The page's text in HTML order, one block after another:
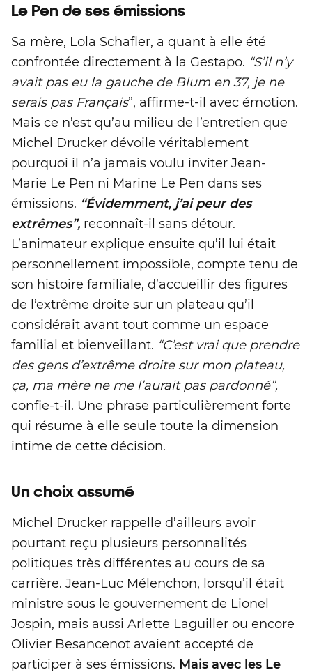
Le Pen de ses émissions
Sa mère, Lola Schafler, a quant à elle été
confrontée directement à la Gestapo. “S’il n’y
avait pas eu la gauche de Blum en 37, je ne
serais pas Français”, affirme-t-il avec émotion.
Mais ce n’est qu’au milieu de l’entretien que
Michel Drucker dévoile véritablement
pourquoi il n’a jamais voulu inviter Jean-
Marie Le Pen ni Marine Le Pen dans ses
émissions. “Évidemment, j’ai peur des
extrêmes”, reconnaît-il sans détour.
L’animateur explique ensuite qu’il lui était
personnellement impossible, compte tenu de
son histoire familiale, d’accueillir des figures
de l’extrême droite sur un plateau qu’il
considérait avant tout comme un espace
familial et bienveillant. “C’est vrai que prendre
des gens d’extrême droite sur mon plateau,
ça, ma mère ne me l’aurait pas pardonné”,
confie-t-il. Une phrase particulièrement forte
qui résume à elle seule toute la dimension
intime de cette décision.
Un choix assumé
Michel Drucker rappelle d’ailleurs avoir
pourtant reçu plusieurs personnalités
politiques très différentes au cours de sa
carrière. Jean-Luc Mélenchon, lorsqu’il était
ministre sous le gouvernement de Lionel
Jospin, mais aussi Arlette Laguiller ou encore
Olivier Besancenot avaient accepté de
participer à ses émissions. Mais avec les Le